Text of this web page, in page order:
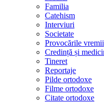
Familia
Catehism
Interviuri
Societate
Provocările vremii
Credință și
Tineret
Reportaje
Pilde ortodoxe
Filme ortodoxe
Citate ortodoxe